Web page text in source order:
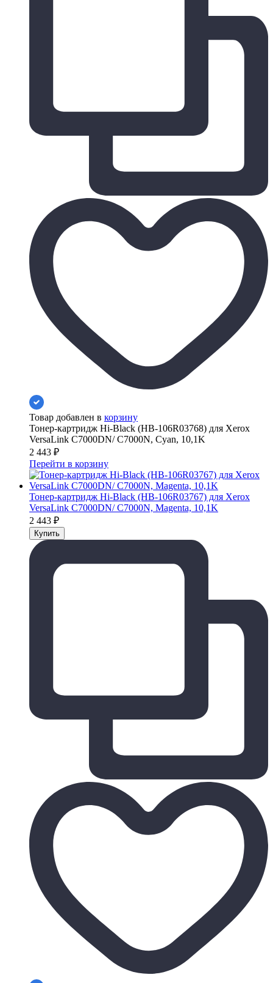
Товар добавлен в корзину
Тонер-картридж Hi-Black (HB-106R03768) для Xerox
VersaLink C7000DN/ C7000N, Cyan, 10,1K
2 443 ₽
Перейти в корзину
Тонер-картридж Hi-Black (HB-106R03767) для Xerox
VersaLink C7000DN/ C7000N, Magenta, 10,1K
2 443 ₽